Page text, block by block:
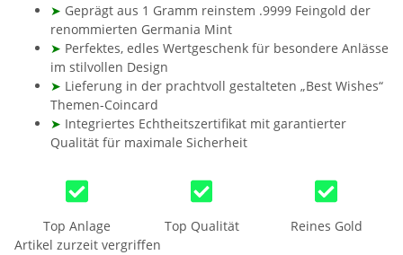
➤ Geprägt aus 1 Gramm reinstem .9999 Feingold der
renommierten Germania Mint
➤ Perfektes, edles Wertgeschenk für besondere Anlässe
im stilvollen Design
➤ Lieferung in der prachtvoll gestalteten „Best Wishes“
Themen-Coincard
➤ Integriertes Echtheitszertifikat mit garantierter
Qualität für maximale Sicherheit
Top Anlage Top Qualität
Reines Gold
Artikel zurzeit vergriffen